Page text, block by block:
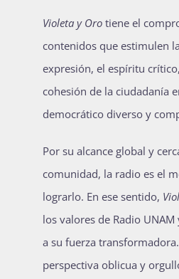
Violeta y Oro tiene el
contenidos que estimulen
expresión, el espíritu
cohesión de la ciudadanía
democrático diverso y
Por su alcance global y
comunidad, la radio es el
lograrlo. En ese sentido,
los valores de Radio
a su fuerza
perspectiva oblicua y